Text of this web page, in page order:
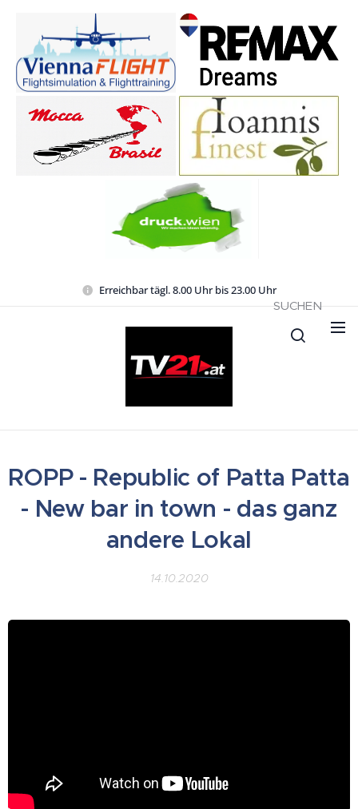
Erreichbar tägl. 8.00 Uhr bis 23.00 Uhr
SUCHEN
ROPP - Republic of Patta Patta
- New bar in town - das ganz
andere Lokal
14.10.2020